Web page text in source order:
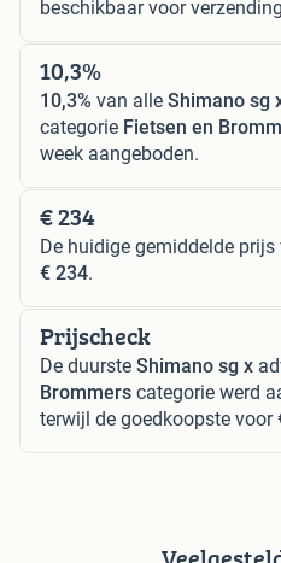
beschikbaar voor
10,3%
10,3% van alle Shimano sg
categorie Fietsen en
week aangeboden.
€ 234
De huidige gemiddelde prijs
€ 234.
Prijscheck
De duurste Shimano sg x
Brommers categorie werd
terwijl de goedkoopste voor